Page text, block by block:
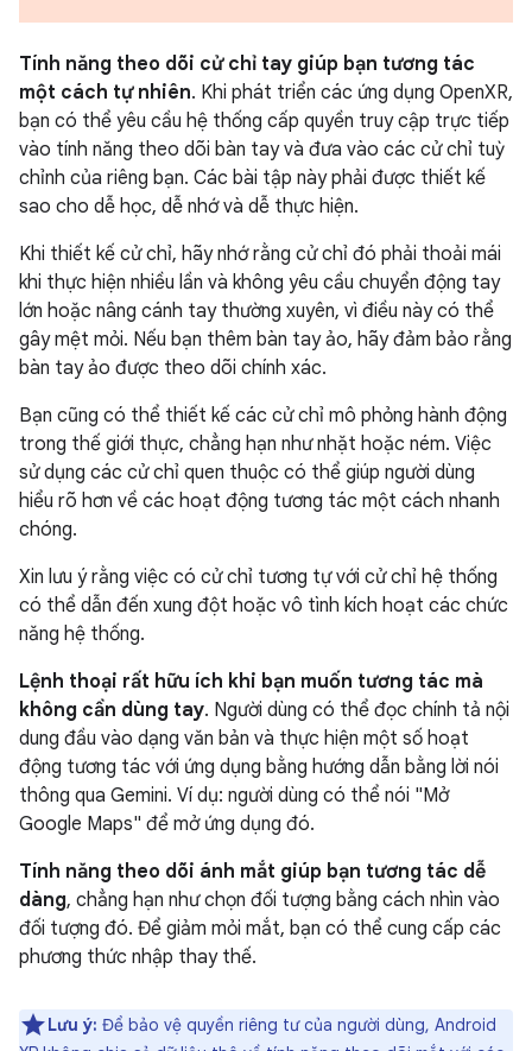
Tính năng theo dõi cử chỉ tay giúp bạn tương tác
một cách tự nhiên. Khi phát triển các ứng dụng OpenXR,
bạn có thể yêu cầu hệ thống cấp quyền truy cập trực tiếp
vào tính năng theo dõi bàn tay và đưa vào các cử chỉ tuỳ
chỉnh của riêng bạn. Các bài tập này phải được thiết kế
sao cho dễ học, dễ nhớ và dễ thực hiện.
Khi thiết kế cử chỉ, hãy nhớ rằng cử chỉ đó phải thoải mái
khi thực hiện nhiều lần và không yêu cầu chuyển động tay
lớn hoặc nâng cánh tay thường xuyên, vì điều này có thể
gây mệt mỏi. Nếu bạn thêm bàn tay ảo, hãy đảm bảo rằng
bàn tay ảo được theo dõi chính xác.
Bạn cũng có thể thiết kế các cử chỉ mô phỏng hành động
trong thế giới thực, chẳng hạn như nhặt hoặc ném. Việc
sử dụng các cử chỉ quen thuộc có thể giúp người dùng
hiểu rõ hơn về các hoạt động tương tác một cách nhanh
chóng.
Xin lưu ý rằng việc có cử chỉ tương tự với cử chỉ hệ thống
có thể dẫn đến xung đột hoặc vô tình kích hoạt các chức
năng hệ thống.
Lệnh thoại rất hữu ích khi bạn muốn tương tác mà
không cần dùng tay. Người dùng có thể đọc chính tả nội
dung đầu vào dạng văn bản và thực hiện một số hoạt
động tương tác với ứng dụng bằng hướng dẫn bằng lời nói
thông qua Gemini. Ví dụ: người dùng có thể nói "Mở
Google Maps" để mở ứng dụng đó.
Tính năng theo dõi ánh mắt giúp bạn tương tác dễ
dàng, chẳng hạn như chọn đối tượng bằng cách nhìn vào
đối tượng đó. Để giảm mỏi mắt, bạn có thể cung cấp các
phương thức nhập thay thế.
Lưu ý: Để bảo vệ quyền riêng tư của người dùng, Android